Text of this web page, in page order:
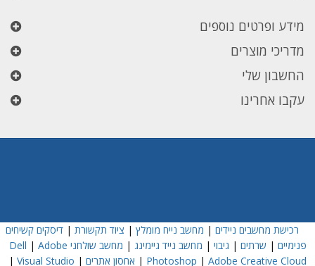
מידע ופרטים נוספים
מדריכי מוצרים
החשבון שלי
עקבו אחרינו
רכישת מחשבים ניידים | מחשב נייח מומלץ | ציוד תקשורת |דיסקים קשיחים
פנימיים | שרתים | גיבוי | מחשב נייד גיימינג | מחשב שולחני Dell | Adobe
Photoshop | Adobe Creative Cloud
| אחסון אתרים |
Visual Studio
|